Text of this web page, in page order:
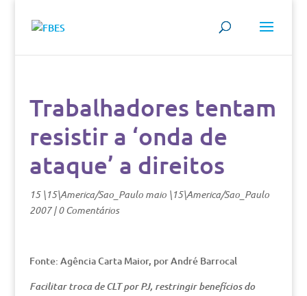
Trabalhadores tentam
resistir a ‘onda de
ataque’ a direitos
15 \15\America/Sao_Paulo maio \15\America/Sao_Paulo
2007|0 Comentários
Fonte: Agência Carta Maior, por André Barrocal
Facilitar troca de CLT por PJ, restringir benefícios do